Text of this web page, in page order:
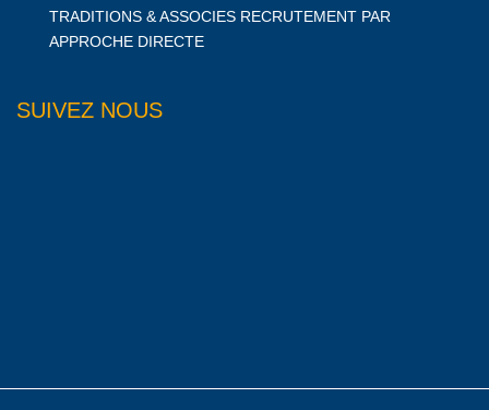
TRADITIONS & ASSOCIES RECRUTEMENT PAR
APPROCHE DIRECTE
SUIVEZ NOUS